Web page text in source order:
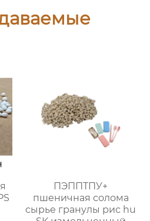
ПЭППТПУ+
пшеничная солома
сырье гранулы рис hu